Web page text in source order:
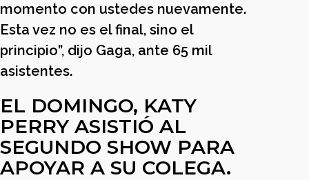
momento con ustedes nuevamente.
Esta vez no es el final, sino el
principio”, dijo Gaga, ante 65 mil
asistentes.
EL DOMINGO, KATY
PERRY ASISTIÓ AL
SEGUNDO SHOW PARA
APOYAR A SU COLEGA.